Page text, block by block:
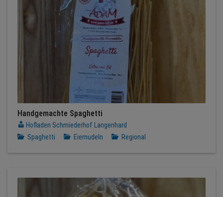
Handgemachte Spaghetti
Hofladen Schmiederhof Langenhard
Spaghetti
Eiernudeln Regional